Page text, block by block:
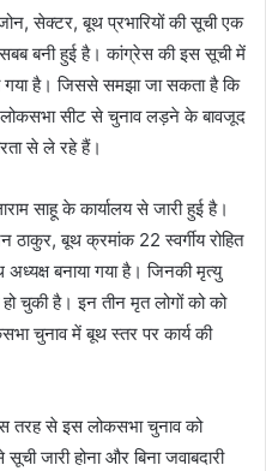
सेक्टर, बूथ प्रभारियों की सूची एक
सबब बनी हुई है। कांग्रेस की इस सूची में
गया है। जिससे समझा जा सकता है कि
लोकसभा सीट से चुनाव लड़ने के बावजूद
से ले रहे हैं।
साहू के कार्यालय से जारी हुई है।
बूथ क्रमांक 22 स्वर्गीय रोहित
बनाया गया है। जिनकी मृत्यु
चुकी है। इन तीन मृत लोगों को को
चुनाव में बूथ स्तर पर कार्य की
तरह से इस लोकसभा चुनाव को
जारी होना और बिना जवाबदारी